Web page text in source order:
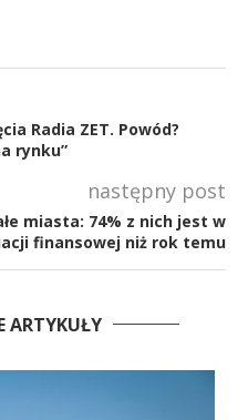
Radia ZET. Powód?
rynku”
następny post
miasta: 74% z nich jest w
finansowej niż rok temu
ARTYKUŁY